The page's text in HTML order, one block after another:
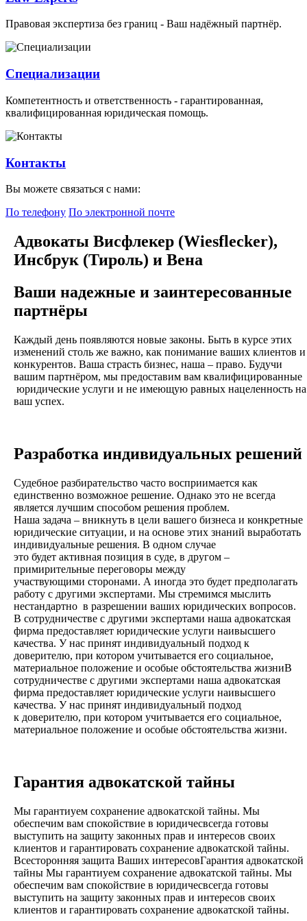
Правовая экспертиза без границ - Ваш надёжный партнёр.
Специализации
Компетентность и ответственность - гарантированная,
квалифицированная юридическая помощь.
Контакты
Вы можете связаться с нами:
По телефону По электронной почте
Адвокаты Висфлекер (Wiesflecker),
Инсбрук (Тироль) и Вена
Ваши надежные и заинтересованные
партнёры
Каждый день появляются новые законы. Быть в курсе этих
изменений столь же важно, как понимание ваших клиентов и
конкурентов. Ваша cтрасть бизнес, наша – право. Будучи
вашим партнёром, мы предоставим вам квалифицированные
юридические услуги и не имеющую равных нацеленность на
ваш успех.
Разработка индивидуальных решений
Судебное разбирательство часто восприимается как
единственно возможное решение. Однако это не всегда
является лучшим способом решения проблем.
Наша задача – вникнуть в цели вашего бизнеса и конкретные
юридические ситуации, и на основе этих знаний выработать
индивидуальные решения. В одном случае
это будет активная позиция в суде, в другом –
примирительные переговоры между
участвующими сторонами. А иногда это будет предполагать
работу с другими экспертами. Мы стремимся мыслить
нестандартно в разрешении ваших юридических вопросов.
В сотрудничестве с другими экспертами наша адвокатская
фирма предоставляет юридические услуги наивысшего
качества. У нас принят индивидуальный подход к
доверителю, при котором учитывается его социальное,
материальное положение и особые обстоятельства жизниВ
сотрудничестве с другими экспертами наша адвокатская
фирма предоставляет юридические услуги наивысшего
качества. У нас принят индивидуальный подход
к доверителю, при котором учитывается его социальное,
материальное положение и особые обстоятельства жизни.
Гарантия адвокатской тайны
Мы гарантиуем сохранение адвокатской тайны. Мы
обеспечим вам спокойствие в юридичесвсегда готовы
выступить на защиту законных прав и интересов своих
клиентов и гарантировать сохранение адвокатской тайны.
Всесторонняя защита Ваших интересовГарантия адвокатской
тайны Мы гарантиуем сохранение адвокатской тайны. Мы
обеспечим вам спокойствие в юридичесвсегда готовы
выступить на защиту законных прав и интересов своих
клиентов и гарантировать сохранение адвокатской тайны.